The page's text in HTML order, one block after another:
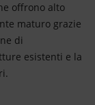
offrono alto
maturo grazie
di
esistenti e la